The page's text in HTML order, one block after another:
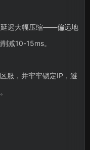
延迟大幅压缩——偏远地
减10-15ms。
服，并牢牢锁定IP，避